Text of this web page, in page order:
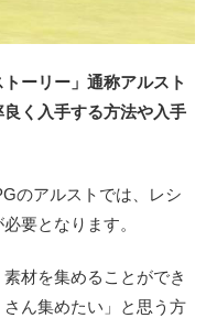
ーリー」通称アルスト
く入手する方法や入手
のアルストでは、レシ
要となります。
材を集めることができ
ん集めたい」と思う方